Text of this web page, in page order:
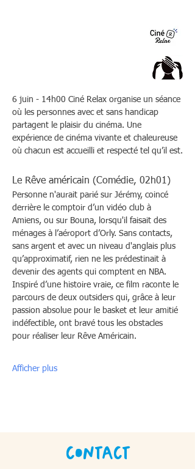
6 juin - 14h00 Ciné Relax organise un séance
où les personnes avec et sans handicap
partagent le plaisir du cinéma. Une
expérience de cinéma vivante et chaleureuse
où chacun est accueilli et respecté tel qu’il est.
Le Rêve américain (Comédie, 02h01)
Personne n'aurait parié sur Jérémy, coincé
derrière le comptoir d’un vidéo club à
Amiens, ou sur Bouna, lorsqu'il faisait des
ménages à l’aéroport d’Orly. Sans contacts,
sans argent et avec un niveau d'anglais plus
qu’approximatif, rien ne les prédestinait à
devenir des agents qui comptent en NBA.
Inspiré d’une histoire vraie, ce film raconte le
parcours de deux outsiders qui, grâce à leur
passion absolue pour le basket et leur amitié
indéfectible, ont bravé tous les obstacles
pour réaliser leur Rêve Américain.
Afficher plus
Contact